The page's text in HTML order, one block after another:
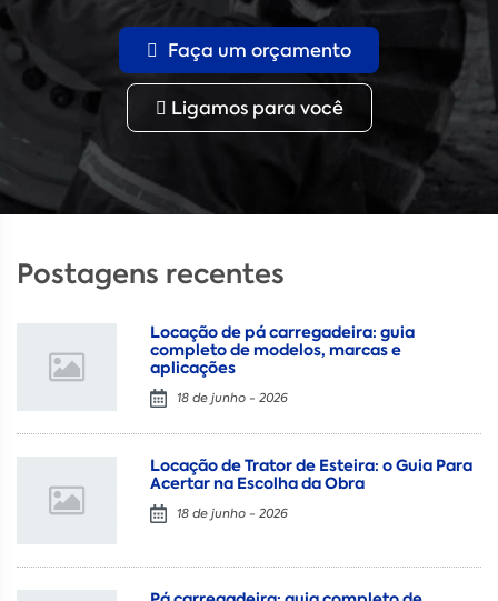
Faça um orçamento
Ligamos para você
Postagens recentes
Locação de pá carregadeira: guia
completo de modelos, marcas e
aplicações
18 de junho - 2026
Locação de Trator de Esteira: o Guia Para
Acertar na Escolha da Obra
18 de junho - 2026